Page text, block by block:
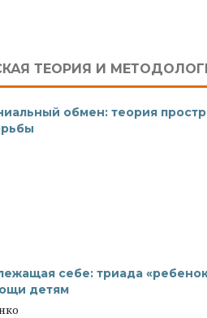
ТЕОРИЯ И
обмен: теория
себе: триада
детям